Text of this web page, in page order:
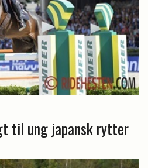
til ung japansk rytter